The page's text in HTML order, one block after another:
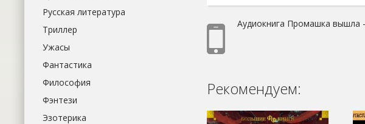
Аудиокнига Промашка вышла
Рекомендуем:
Русская литература
Триллер
Ужасы
Фантастика
Философия
Фэнтези
Эзотерика